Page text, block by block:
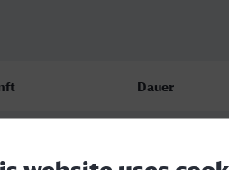
Dauer